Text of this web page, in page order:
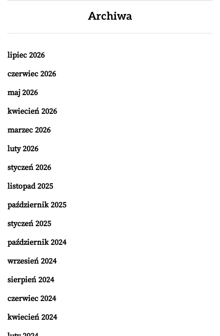
Archiwa
lipiec 2026
czerwiec 2026
maj 2026
kwiecień 2026
marzec 2026
luty 2026
styczeń 2026
listopad 2025
październik 2025
styczeń 2025
październik 2024
wrzesień 2024
sierpień 2024
czerwiec 2024
kwiecień 2024